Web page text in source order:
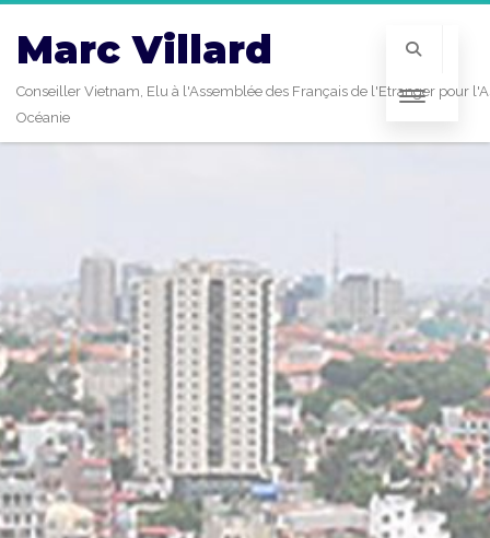
Marc Villard
Conseiller Vietnam, Elu à l'Assemblée des Français de l'Etranger pour
Océanie